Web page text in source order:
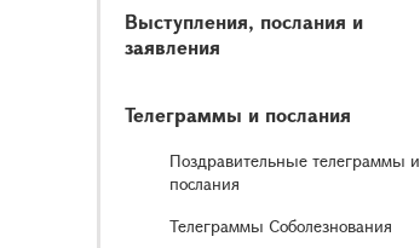
Выступления, послания и
заявления
Телеграммы и послания
Поздравительные телеграммы и
послания
Телеграммы Соболезнования